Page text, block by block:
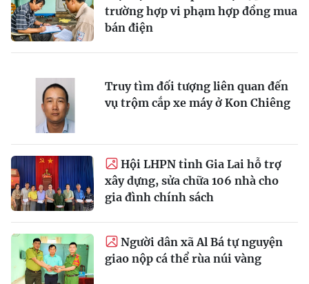
trường hợp vi phạm hợp đồng mua
bán điện
Truy tìm đối tượng liên quan đến
vụ trộm cắp xe máy ở Kon Chiêng
Hội LHPN tỉnh Gia Lai hỗ trợ
xây dựng, sửa chữa 106 nhà cho
gia đình chính sách
Người dân xã Al Bá tự nguyện
giao nộp cá thể rùa núi vàng